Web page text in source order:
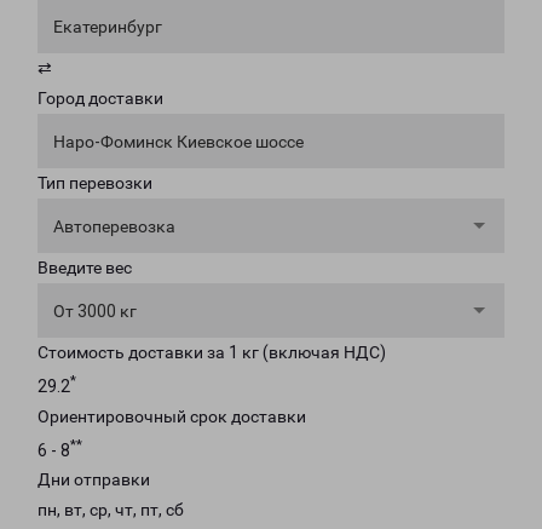
Екатеринбург
⇄
Город доставки
Наро-Фоминск Киевское шоссе
Тип перевозки
Автоперевозка
Введите вес
От 3000 кг
Стоимость доставки за 1 кг (включая НДС)
29.2*
Ориентировочный срок доставки
6 - 8**
Дни отправки
пн, вт, ср, чт, пт, сб